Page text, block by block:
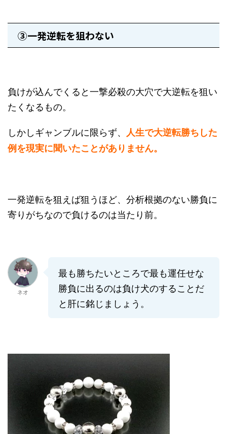
③一発逆転を狙わない
負けが込んでくると一撃必殺の大穴で大逆転を狙い
たくなるもの。
しかしギャンブルに限らず、 人生で大逆転勝ちした
例を現実に聞いたことがありません。
一発逆転を狙えば狙うほど、分析根拠のない勝負に
寄りがちなので負けるのは当たり前。
ネオ
最も勝ちたいところで最も運任せな
勝負に出るのは負け犬のすることだ
と肝に銘じましょう。